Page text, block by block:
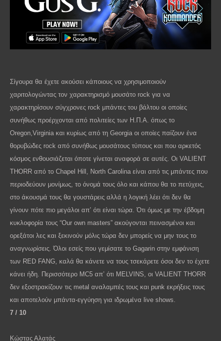
Σίγουρα θα έχετε ακούσει κάποιους να χρησιμοποιούν
χαριτολογώντας τον χαρακτηρισμό μουσάτο rock για να
χαρακτηρίσουν σύγχρονες rock μπάντες του βάλτου οι οποίες
συνήθως προέρχονται από πολιτείες των Η.Π.Α. όπως το
Oregon Virginia και κυρίως από τη Georgia οι οποίες παίζουν ένα
θορυβώδες rock από συνήθως μουσάτους τύπους και που αρκετός
κόσμος ενθουσιάζεται όποτε γίνεται αναφορά σε αυτές. Οι VALIENT
THORR από το Chapel Hill North Carolina είναι από τις μπάντες που
περιοδεύουν μονίμως, το όνομά τους όλο και κάπου θα το πετύχεις,
στο άκουσμά τους θα γουστάρεις αλλά η λογική λέει ότι δεν θα
γίνουν πότε πιο μεγάλοι απ’ ότι είναι τώρα. Ότι όμως με την έβδομη
κυκλοφορία τους “Our own masters” ακούγονται πεινασμένοι και
ορεξάτοι λες και ξεκινούν μόλις τώρα δεν μπορείς να μην τους το
αναγνωρίσεις. Όλοι εσείς που γεμίσατε το Gagarin στην εμφάνιση
των RED FANG , καλά θα κάνετε να τους τσεκάρετε όσοι δεν το έχετε
κάνει ήδη. Περισσότερο MC5 απ’ ότι MELVINS , οι VALIENT THORR
δεν εξοστρακίζουν τις metal αναλαμπές τους και punk εκρήξεις τους
και αποτελούν μπάντα-εγγύηση για ιδρωμένα live shows
7 / 10
Κώστας Αλατάς